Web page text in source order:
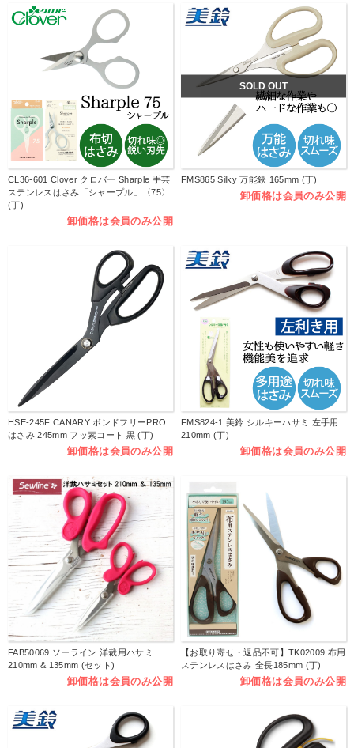
CL36-601 Clover クロバー Sharple 手芸
ステンレスはさみ「シャープル」〈75〉
(丁)
卸価格は会員のみ公開
SOLD OUT
FMS865 Silky 万能鋏 165mm (丁)
卸価格は会員のみ公開
HSE-245F CANARY ボンドフリーPRO
はさみ 245mm フッ素コート 黒 (丁)
卸価格は会員のみ公開
FMS824-1 美鈴 シルキーハサミ 左手用
210mm (丁)
卸価格は会員のみ公開
FAB50069 ソーライン 洋裁用ハサミ
210mm & 135mm (セット)
卸価格は会員のみ公開
【お取り寄せ・返品不可】TK02009 布用
ステンレスはさみ 全長185mm (丁)
卸価格は会員のみ公開